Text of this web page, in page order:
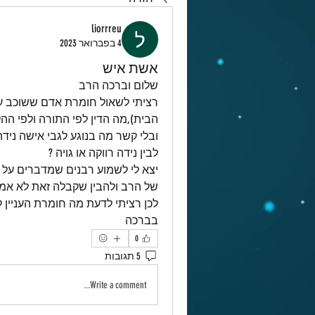
liorrreu
4 בפברואר 2023
אשת איש
שלום וברכה הרב
הבית),מה הדין לפי התורה ולפי
לבין נידה רווקה או גויה ?
של הרב ולהבין שקבלה זאת לא
לכן רציתי לדעת מה חומרת
בברכה
0
5 תגובות
Write a comment...